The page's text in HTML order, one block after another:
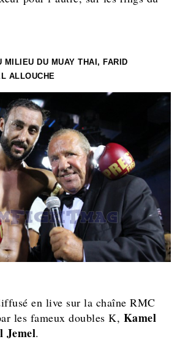
MILIEU DU MUAY THAI, FARID
ALLOUCHE
en live sur la chaîne RMC
les fameux doubles K, Kamel
Jemel.